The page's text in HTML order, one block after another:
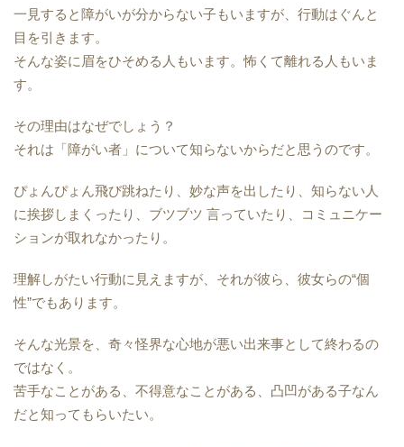
一見すると障がいが分からない子もいますが、行動はぐんと
目を引きます。
そんな姿に眉をひそめる人もいます。怖くて離れる人もいま
す。
その理由はなぜでしょう？
それは「障がい者」について知らないからだと思うのです。
ぴょんぴょん飛び跳ねたり、妙な声を出したり、知らない人
に挨拶しまくったり、ブツブツ 言っていたり、コミュニケー
ションが取れなかったり。
理解しがたい行動に見えますが、それが彼ら、彼女らの“個
性”でもあります。
そんな光景を、奇々怪界な心地が悪い出来事として終わるの
ではなく。
苦手なことがある、不得意なことがある、凸凹がある子なん
だと知ってもらいたい。